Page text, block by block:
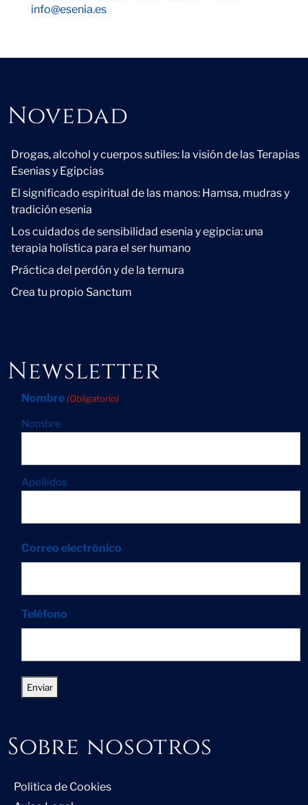
info@esenia.es
Novedad
Novedad
Drogas, alcohol y cuerpos sutiles: la visión de las Terapias
Esenias y Egipcias
El significado espiritual de las manos: Hamsa, mudras y
tradición esenia
Los cuidados de sensibilidad esenia y egipcia: una
terapia holística para el ser humano
Práctica del perdón y de la ternura
Crea tu propio Sanctum
Newsletter
Nombre (Obligatorio)
Nombre
Apellidos
Correo electrónico
Teléfono
Sobre nosotros
Politica de Cookies